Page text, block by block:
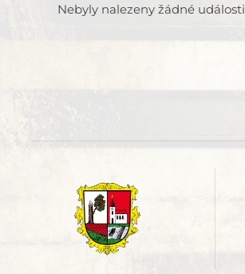
Nebyly nalezeny žádné události